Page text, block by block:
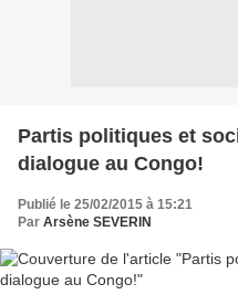
Partis politiques et
dialogue au Congo!
Publié le 25/02/2015 à 15:21
Par Arsène SEVERIN